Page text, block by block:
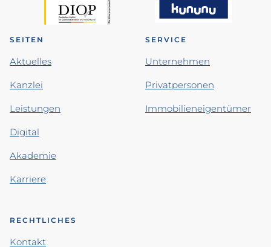
SEITEN
Aktuelles
Kanzlei
Leistungen
Digital
Akademie
Karriere
SERVICE
Unternehmen
Privatpersonen
Immobilieneigentümer
RECHTLICHES
Kontakt